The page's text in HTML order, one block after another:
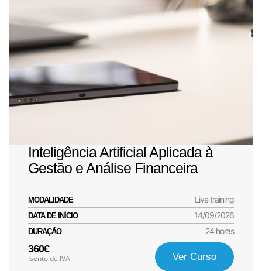
Inteligência Artificial Aplicada à
Gestão e Análise Financeira
MODALIDADE Live training
DATA DE INÍCIO 14/09/2026
DURAÇÃO 24 horas
360€
Isento de IVA Ver Curso